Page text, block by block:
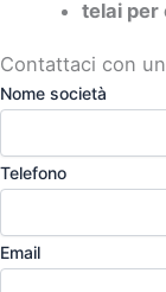
telai per
Contattaci con
Nome società
Telefono
Email